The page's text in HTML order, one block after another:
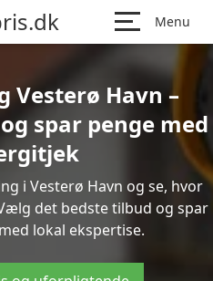
Menu
Vesterø Havn –
spar penge med
i Vesterø Havn og se, hvor
det bedste tilbud og spar
lokal ekspertise.